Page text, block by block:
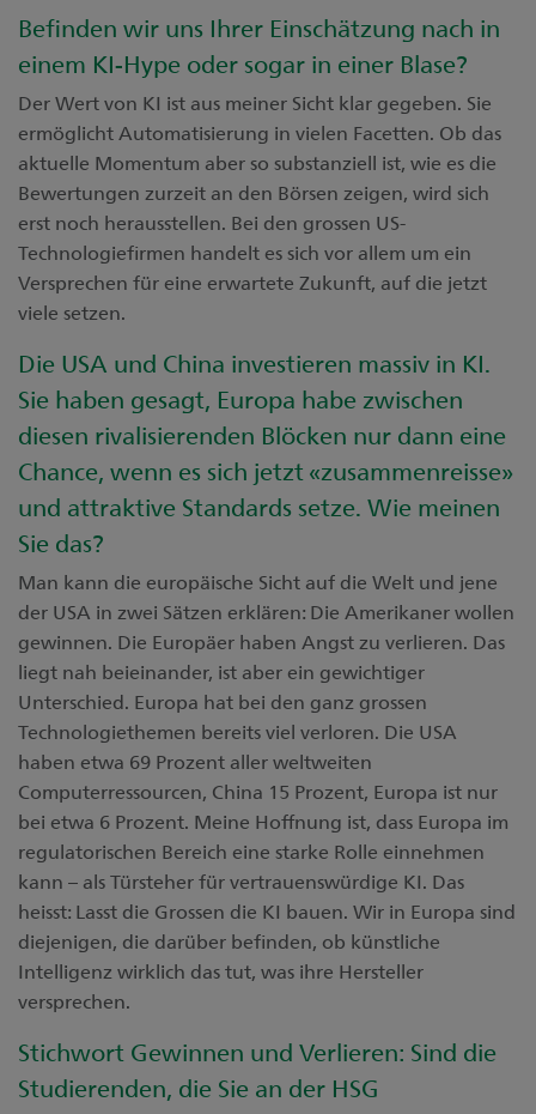
Befinden wir uns Ihrer Einschätzung nach in
einem KI-Hype oder sogar in einer Blase?
Der Wert von KI ist aus meiner Sicht klar gegeben. Sie
ermöglicht Automatisierung in vielen Facetten. Ob das
aktuelle Momentum aber so substanziell ist, wie es die
Bewertungen zurzeit an den Börsen zeigen, wird sich
erst noch herausstellen. Bei den grossen US-
Technologiefirmen handelt es sich vor allem um ein
Versprechen für eine erwartete Zukunft, auf die jetzt
viele setzen.
Die USA und China investieren massiv in KI.
Sie haben gesagt, Europa habe zwischen
diesen rivalisierenden Blöcken nur dann eine
Chance, wenn es sich jetzt «zusammenreisse»
und attraktive Standards setze. Wie meinen
Sie das?
Man kann die europäische Sicht auf die Welt und jene
der USA in zwei Sätzen erklären: Die Amerikaner wollen
gewinnen. Die Europäer haben Angst zu verlieren. Das
liegt nah beieinander, ist aber ein gewichtiger
Unterschied. Europa hat bei den ganz grossen
Technologiethemen bereits viel verloren. Die USA
haben etwa 69 Prozent aller weltweiten
Computerressourcen, China 15 Prozent, Europa ist nur
bei etwa 6 Prozent. Meine Hoffnung ist, dass Europa im
regulatorischen Bereich eine starke Rolle einnehmen
kann – als Türsteher für vertrauenswürdige KI. Das
heisst: Lasst die Grossen die KI bauen. Wir in Europa sind
diejenigen, die darüber befinden, ob künstliche
Intelligenz wirklich das tut, was ihre Hersteller
versprechen.
Stichwort Gewinnen und Verlieren: Sind die
Studierenden, die Sie an der HSG